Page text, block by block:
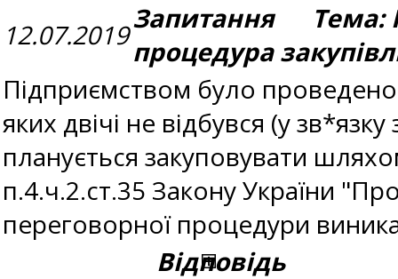
12.07.2019Запитання Тема:
процедура
Підприємством було проведено
яких двічі не відбувся (у зв*язку
планується закуповувати
п.4.ч.2.ст.35 Закону України
переговорної процедури
Відповідь